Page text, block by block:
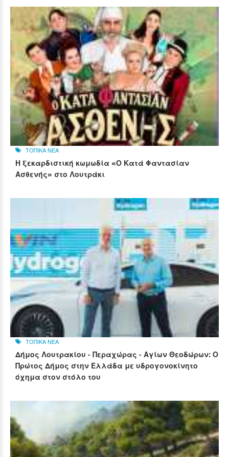
ΤΟΠΙΚΑ ΝΕΑ
Η ξεκαρδιστική κωμωδία «Ο Κατά Φαντασίαν
Ασθενής» στο Λουτράκι
ΤΟΠΙΚΑ ΝΕΑ
Δήμος Λουτρακίου - Περαχώρας - Αγίων Θεοδώρων: Ο
Πρώτος Δήμος στην Ελλάδα με υδρογονοκίνητο
όχημα στον στόλο του